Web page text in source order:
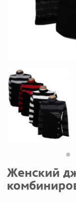
Женский